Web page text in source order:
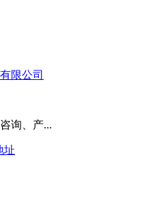
限公司
询、产...
址